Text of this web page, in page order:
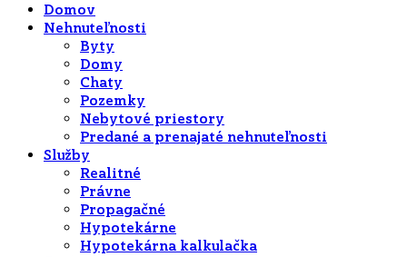
Domov
Nehnuteľnosti
Byty
Domy
Chaty
Pozemky
Nebytové priestory
Predané a prenajaté nehnuteľnosti
Služby
Realitné
Právne
Propagačné
Hypotekárne
Hypotekárna kalkulačka